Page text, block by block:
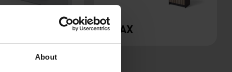
About
PRAX